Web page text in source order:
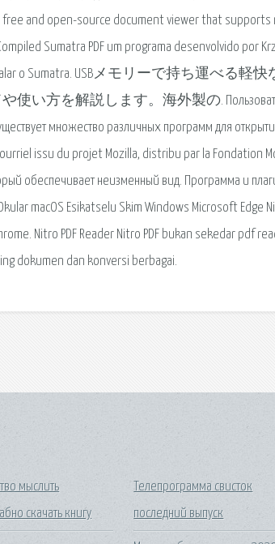
free and open-source document viewer that
Sumatra PDF um programa desenvolvido por
o Sumatra. USBメモリーで持ち運べる軽
方を解説します。海外製の. Пользователи
множество различных программ для
issu du projet Mozilla, distribu par la Fondation
обеспечивает неизменный вид. Программа и
macOS Esikatselu Skim Windows Microsoft Edge
Nitro PDF Reader Nitro PDF bukan sekedar pdf
dokumen dan konversi berbagai.
мыслить
скачать книгу
Телепрограмма свисток
последний выпуск